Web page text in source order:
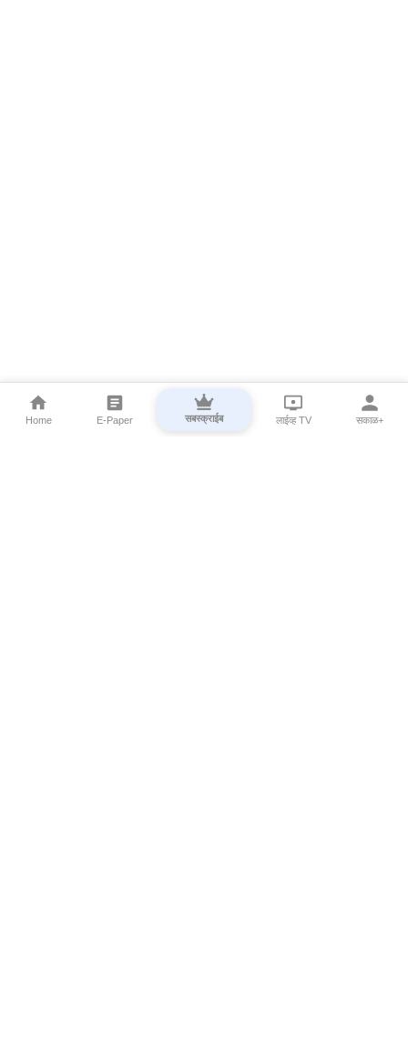
Home E-Paper सबस्क्राईब लाईव्ह TV सकाळ+